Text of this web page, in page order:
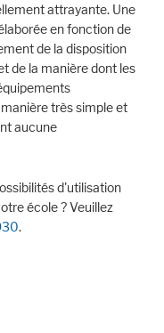
attrayante. Une
en fonction de
de la disposition
de la manière dont les
très simple et
aucune
d'utilisation
école ? Veuillez
.